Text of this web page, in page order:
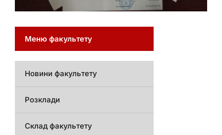
Меню факультету
Новини факультету
Розклади
Склад факультету